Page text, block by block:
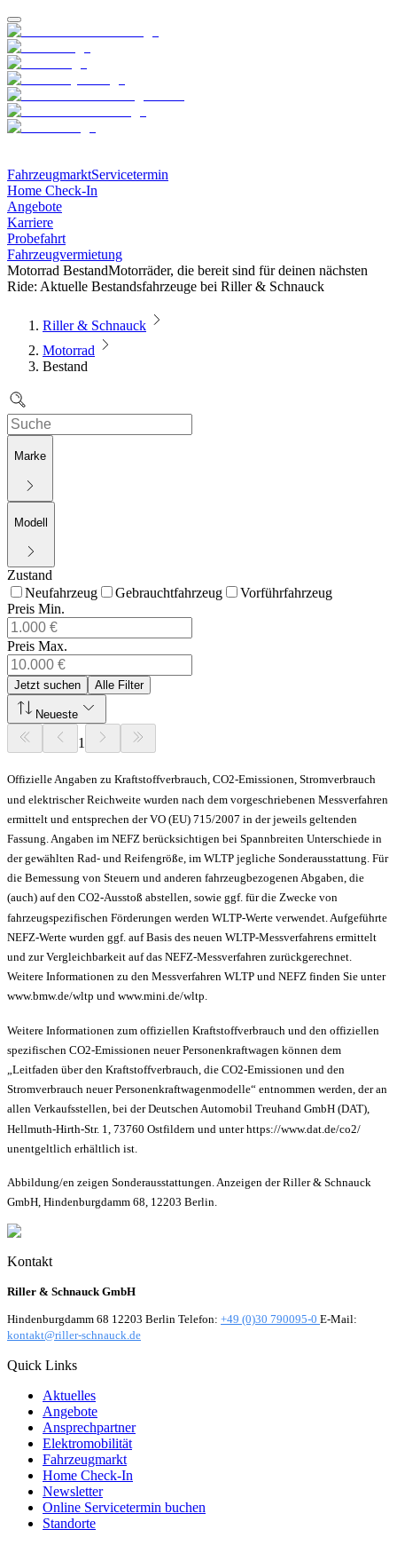
FahrzeugmarktServicetermin
Home Check-In
Angebote
Karriere
Probefahrt
Fahrzeugvermietung
Motorrad BestandMotorräder, die bereit sind für deinen nächsten
Ride: Aktuelle Bestandsfahrzeuge bei Riller & Schnauck
Riller & Schnauck
Motorrad
Bestand
Marke
Modell
Zustand
Neufahrzeug
Gebrauchtfahrzeug
Vorführfahrzeug
Preis Min.
Preis Max.
Jetzt suchen Alle Filter
Neueste
1
Offizielle Angaben zu Kraftstoffverbrauch, CO2-Emissionen, Stromverbrauch
und elektrischer Reichweite wurden nach dem vorgeschriebenen Messverfahren
ermittelt und entsprechen der VO (EU) 715/2007 in der jeweils geltenden
Fassung. Angaben im NEFZ berücksichtigen bei Spannbreiten Unterschiede in
der gewählten Rad- und Reifengröße, im WLTP jegliche Sonderausstattung. Für
die Bemessung von Steuern und anderen fahrzeugbezogenen Abgaben, die
(auch) auf den CO2-Ausstoß abstellen, sowie ggf. für die Zwecke von
fahrzeugspezifischen Förderungen werden WLTP-Werte verwendet. Aufgeführte
NEFZ-Werte wurden ggf. auf Basis des neuen WLTP-Messverfahrens ermittelt
und zur Vergleichbarkeit auf das NEFZ-Messverfahren zurückgerechnet.
Weitere Informationen zu den Messverfahren WLTP und NEFZ finden Sie unter
www.bmw.de/wltp und www.mini.de/wltp.
Weitere Informationen zum offiziellen Kraftstoffverbrauch und den offiziellen
spezifischen CO2-Emissionen neuer Personenkraftwagen können dem
„Leitfaden über den Kraftstoffverbrauch, die CO2-Emissionen und den
Stromverbrauch neuer Personenkraftwagenmodelle“ entnommen werden, der an
allen Verkaufsstellen, bei der Deutschen Automobil Treuhand GmbH (DAT),
Hellmuth-Hirth-Str. 1, 73760 Ostfildern und unter https://www.dat.de/co2/
unentgeltlich erhältlich ist.
Abbildung/en zeigen Sonderausstattungen. Anzeigen der Riller & Schnauck
GmbH, Hindenburgdamm 68, 12203 Berlin.
Kontakt
Riller & Schnauck GmbH
Hindenburgdamm 68 12203 Berlin Telefon: +49 (0)30 790095-0 E-Mail:
kontakt@riller-schnauck.de
Quick Links
Aktuelles
Angebote
Ansprechpartner
Elektromobilität
Fahrzeugmarkt
Home Check-In
Newsletter
Online Servicetermin buchen
Standorte